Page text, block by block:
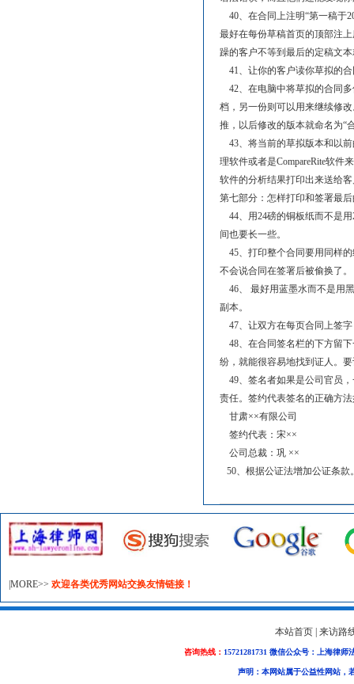
40、在合同上注明“第一稿于
最好在每份草稿首页的顶部注
躁的客户不等到最后的定稿文
41、让你的客户读你草拟的
42、在电脑中将草拟的合同
档，另一份则可以用来继续修
推，以后修改的版本就命名为“
43、将当前的草拟版本和以
理软件或者是CompareRite软件
软件的分析结果打印出来送给
第七部分：怎样打印和签署最
44、用24磅的铜板纸而不是
间也要长一些。
45、打印整个合同要用同样
不会说合同在签署后被偷换了。
46、 最好用蓝墨水而不是用
副本。
47、让双方在每页合同上签
48、在合同签名栏的下方留
纷，就能很容易地找到证人。
49、签名者如果是公司官员
责任。签约代表签名的正确方
甘肃××有限公司
签约代表：宋××
公司总裁：巩 ××
50、根据公证法增加公证条款
|MORE>> 欢迎各类优秀网站交换友情链接！
本站首页 来访路
咨询热线： 15721281731 微信公众号：上海律师
声明：本网站属于公益性网站，